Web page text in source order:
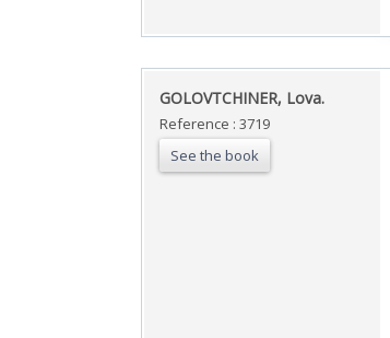
‎GOLOVTCHINER, Lova.‎
Reference : 3719
See the book